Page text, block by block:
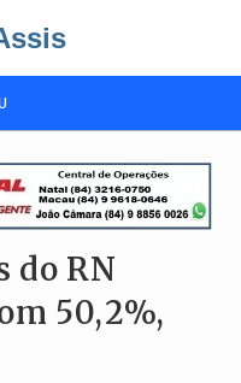
do RN
50,2%,